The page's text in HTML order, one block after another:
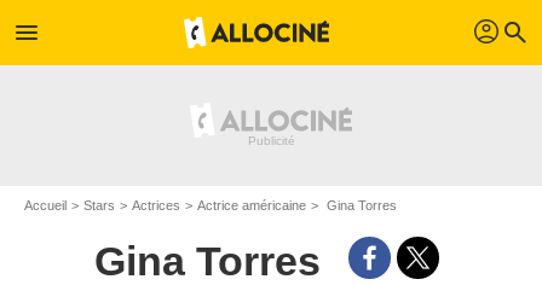
menu profil search
Accueil Stars Actrices Actrice américaine Gina Torres
Gina Torres